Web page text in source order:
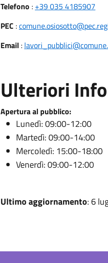
Telefono : +39 035 4185907
PEC :
Email:
Ulteriori
Apertura al pubblico:
Lunedì: 09:00-12:00
Martedì: 09:00-14:00
Mercoledì: 15:00-18:00
Venerdì: 09:00-12:00
Ultimo aggiornamento: 6